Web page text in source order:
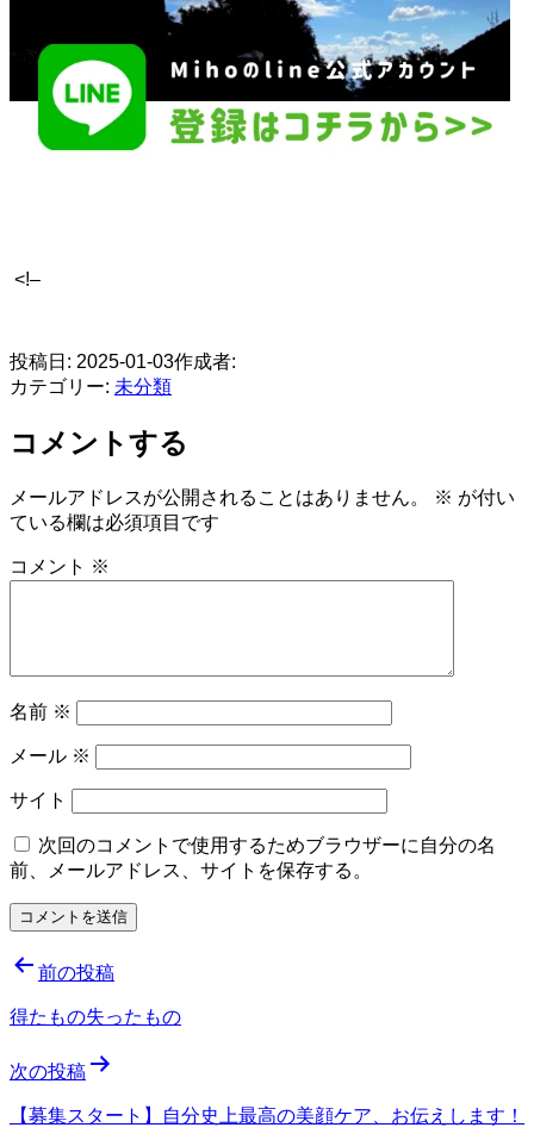
<!–
投稿日: 2025-01-03作成者:
カテゴリー: 未分類
コメントする
メールアドレスが公開されることはありません。 ※ が付い
ている欄は必須項目です
コメント ※
名前 ※
メール ※
サイト
次回のコメントで使用するためブラウザーに自分の名
前、メールアドレス、サイトを保存する。
投
稿
ビ
ゲ
前の投稿
得たもの失ったもの
次の投稿
【募集スタート】自分史上最高の美顔ケア、お伝えします！